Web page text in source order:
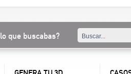
que buscabas?